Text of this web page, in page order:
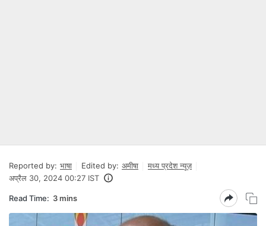
Reported by: भाषा Edited by: अमीषा
मध्य प्रदेश न्यूज़
अप्रैल 30, 2024 00:27 IST
Read Time: 3 mins